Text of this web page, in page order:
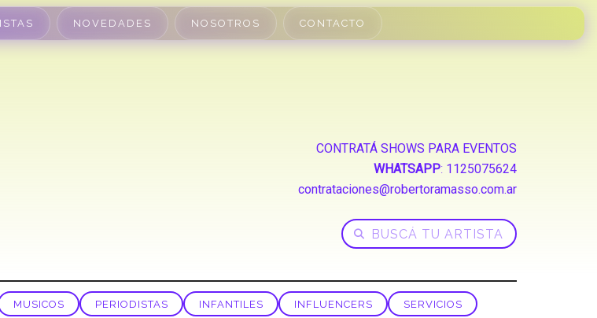
NOVEDADES NOSOTROS CONTACTO
CONTRATÁ SHOWS PARA EVENTOS
WHATSAPP: 1125075624
contrataciones@robertoramasso.com.ar
MUSICOS PERIODISTAS INFANTILES INFLUENCERS SERVICIOS